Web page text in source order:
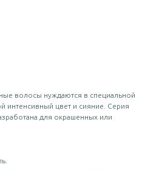
волосы нуждаются в специальной
интенсивный цвет и сияние. Серия
для окрашенных или